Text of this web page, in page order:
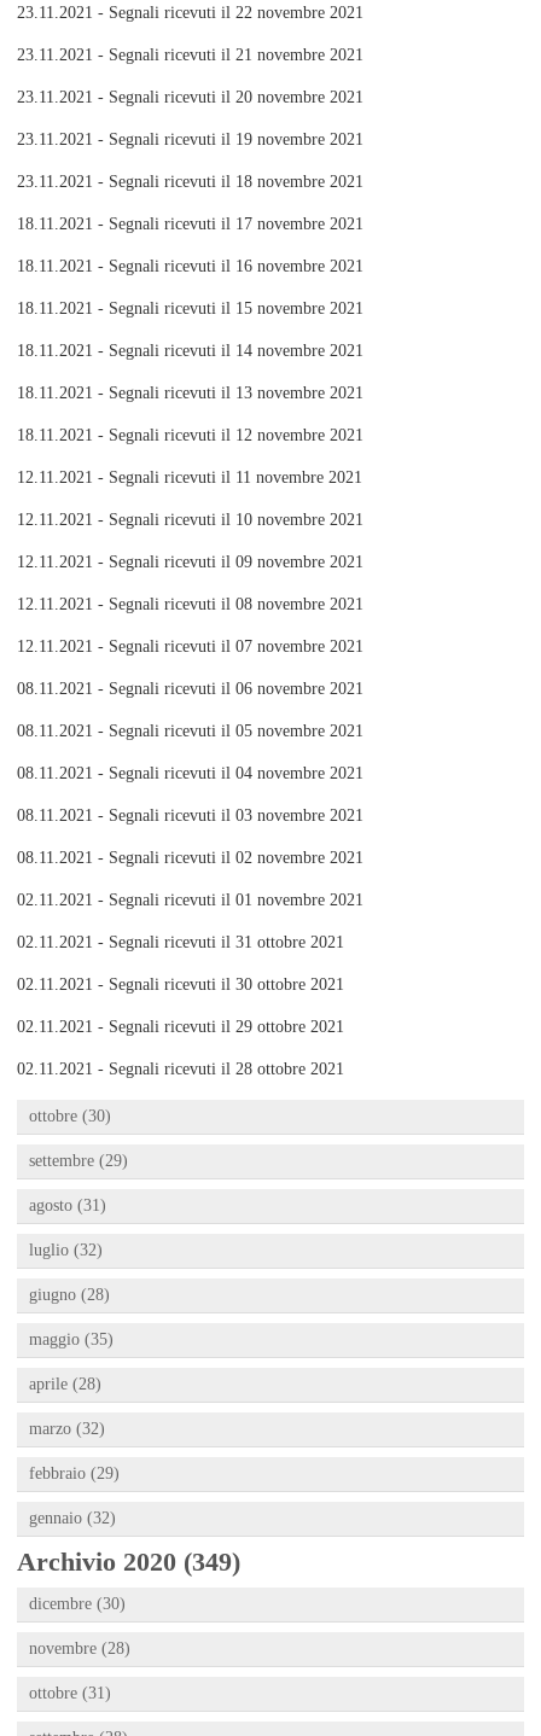
23.11.2021 - Segnali ricevuti il 22 novembre 2021
23.11.2021 - Segnali ricevuti il 21 novembre 2021
23.11.2021 - Segnali ricevuti il 20 novembre 2021
23.11.2021 - Segnali ricevuti il 19 novembre 2021
23.11.2021 - Segnali ricevuti il 18 novembre 2021
18.11.2021 - Segnali ricevuti il 17 novembre 2021
18.11.2021 - Segnali ricevuti il 16 novembre 2021
18.11.2021 - Segnali ricevuti il 15 novembre 2021
18.11.2021 - Segnali ricevuti il 14 novembre 2021
18.11.2021 - Segnali ricevuti il 13 novembre 2021
18.11.2021 - Segnali ricevuti il 12 novembre 2021
12.11.2021 - Segnali ricevuti il 11 novembre 2021
12.11.2021 - Segnali ricevuti il 10 novembre 2021
12.11.2021 - Segnali ricevuti il 09 novembre 2021
12.11.2021 - Segnali ricevuti il 08 novembre 2021
12.11.2021 - Segnali ricevuti il 07 novembre 2021
08.11.2021 - Segnali ricevuti il 06 novembre 2021
08.11.2021 - Segnali ricevuti il 05 novembre 2021
08.11.2021 - Segnali ricevuti il 04 novembre 2021
08.11.2021 - Segnali ricevuti il 03 novembre 2021
08.11.2021 - Segnali ricevuti il 02 novembre 2021
02.11.2021 - Segnali ricevuti il 01 novembre 2021
02.11.2021 - Segnali ricevuti il 31 ottobre 2021
02.11.2021 - Segnali ricevuti il 30 ottobre 2021
02.11.2021 - Segnali ricevuti il 29 ottobre 2021
02.11.2021 - Segnali ricevuti il 28 ottobre 2021
ottobre (30)
settembre (29)
agosto (31)
luglio (32)
giugno (28)
maggio (35)
aprile (28)
marzo (32)
febbraio (29)
gennaio (32)
Archivio 2020 (349)
dicembre (30)
novembre (28)
ottobre (31)